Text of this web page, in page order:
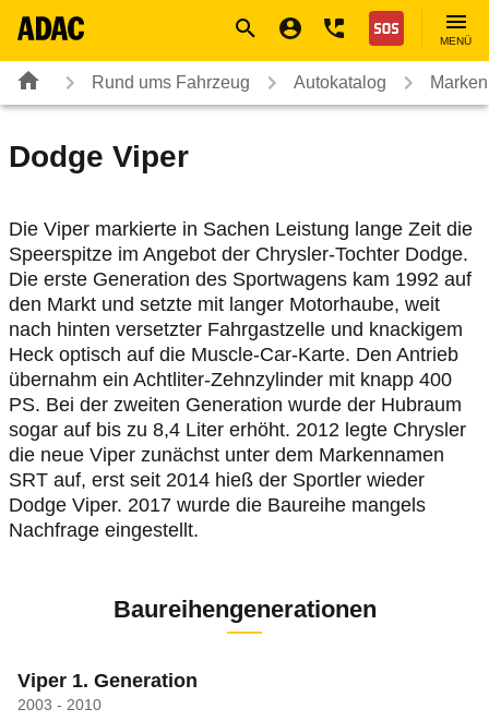
Nothilfe
MENÜ
Rund ums Fahrzeug Autokatalog
Dodge Viper
Die Viper markierte in Sachen Leistung lange Zeit die
Speerspitze im Angebot der Chrysler-Tochter Dodge.
Die erste Generation des Sportwagens kam 1992 auf
den Markt und setzte mit langer Motorhaube, weit
nach hinten versetzter Fahrgastzelle und knackigem
Heck optisch auf die Muscle-Car-Karte. Den Antrieb
übernahm ein Achtliter-Zehnzylinder mit knapp 400
PS. Bei der zweiten Generation wurde der Hubraum
sogar auf bis zu 8,4 Liter erhöht. 2012 legte Chrysler
die neue Viper zunächst unter dem Markennamen
SRT auf, erst seit 2014 hieß der Sportler wieder
Dodge Viper. 2017 wurde die Baureihe mangels
Nachfrage eingestellt.
Baureihengenerationen
Viper 1. Generation
2003 - 2010